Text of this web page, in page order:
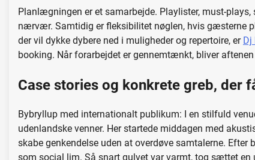
Planlægningen er et samarbejde. Playlister, must-
nærvær. Samtidig er fleksibilitet nøglen, hvis gæsterne
der vil dykke dybere ned i muligheder og repertoire, er Dj
booking. Når forarbejdet er gennemtænkt, bliver
Case stories og konkrete greb, der
Bybryllup med internationalt publikum: I en stilfuld
udenlandske venner. Her startede middagen med
skabe genkendelse uden at overdøve samtalerne. Efter
som social lim. Så snart gulvet var varmt, tog sættet en